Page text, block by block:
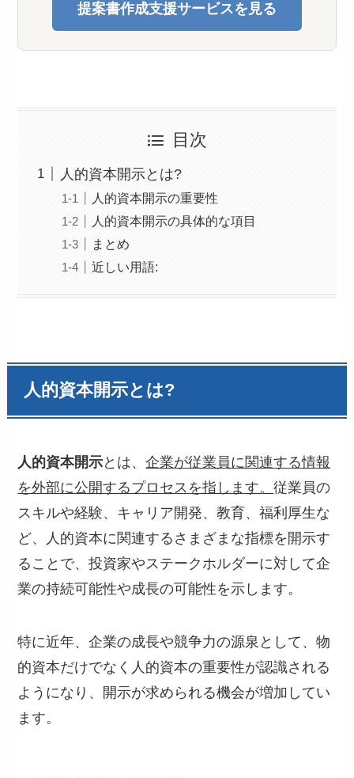
提案書作成支援サービスを見る
目次
人的資本開示とは?
人的資本開示の重要性
人的資本開示の具体的な項目
まとめ
近しい用語:
人的資本開示とは?
人的資本開示とは、企業が従業員に関連する情報
を外部に公開するプロセスを指します。従業員の
スキルや経験、キャリア開発、教育、福利厚生な
ど、人的資本に関連するさまざまな指標を開示す
ることで、投資家やステークホルダーに対して企
業の持続可能性や成長の可能性を示します。
特に近年、企業の成長や競争力の源泉として、物
的資本だけでなく人的資本の重要性が認識される
ようになり、開示が求められる機会が増加してい
ます。